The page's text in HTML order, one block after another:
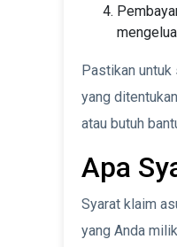
Pastikan
yang
atau butuh
Apa
Syarat klaim
yang Anda